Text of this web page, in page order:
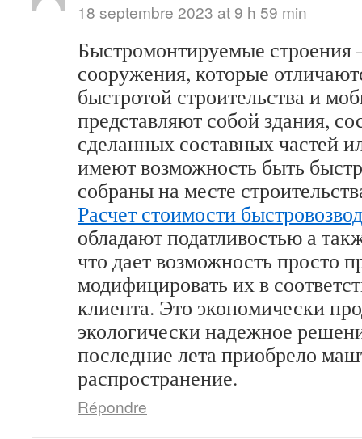
18 septembre 2023 at 9 h 59 min
Быстромонтируемые строения
сооружения, которые
быстротой строительства и
представляют собой здания,
сделанных составных частей
имеют возможность быть
собраны на месте
Расчет стоимости
обладают податливостью а
что дает возможность просто
модифицировать их в
клиента. Это экономически
экологически надежное
последние лета приобрело
распространение.
Répondre